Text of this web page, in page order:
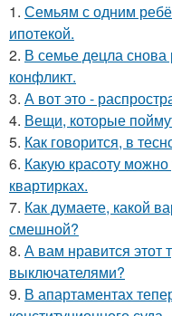
1. Семьям с одним
ипотекой.
2. В семье децла снова
конфликт.
3. А вот это -
4. Вещи, которые
5. Как говорится, в
6. Какую красоту
квартирках.
7. Как думаете, какой
смешной?
8. А вам нравится этот
выключателями?
9. В апартаментах